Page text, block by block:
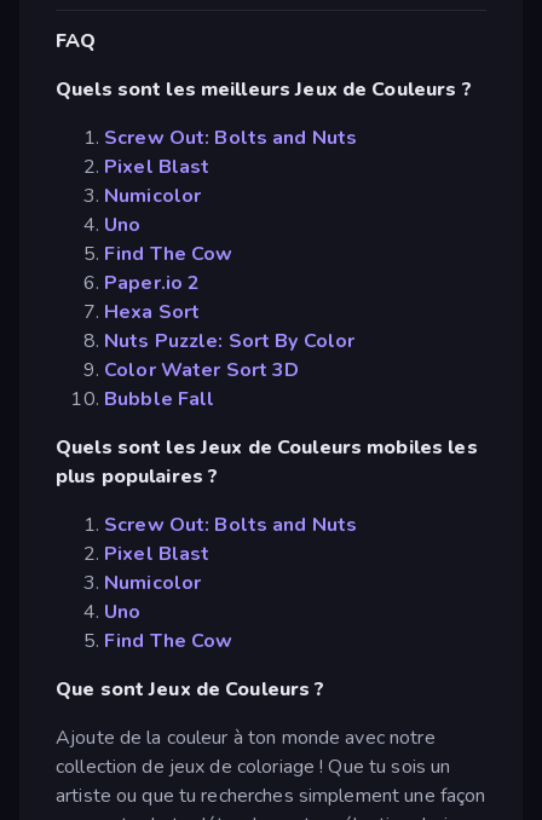
FAQ
Quels sont les meilleurs Jeux de Couleurs ?
Screw Out: Bolts and Nuts
Pixel Blast
Numicolor
Uno
Find The Cow
Paper.io 2
Hexa Sort
Nuts Puzzle: Sort By Color
Color Water Sort 3D
Bubble Fall
Quels sont les Jeux de Couleurs mobiles les
plus populaires ?
Screw Out: Bolts and Nuts
Pixel Blast
Numicolor
Uno
Find The Cow
Que sont Jeux de Couleurs ?
Ajoute de la couleur à ton monde avec notre
collection de jeux de coloriage ! Que tu sois un
artiste ou que tu recherches simplement une façon